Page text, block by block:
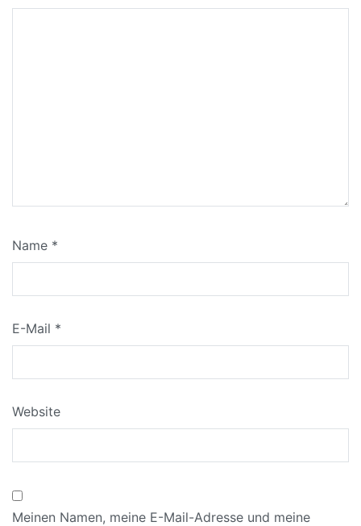
Name *
E-Mail *
Website
Meinen Namen, meine E-Mail-Adresse und meine